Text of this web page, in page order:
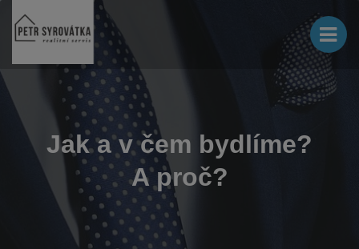
Jak a v čem bydlíme?
A proč?